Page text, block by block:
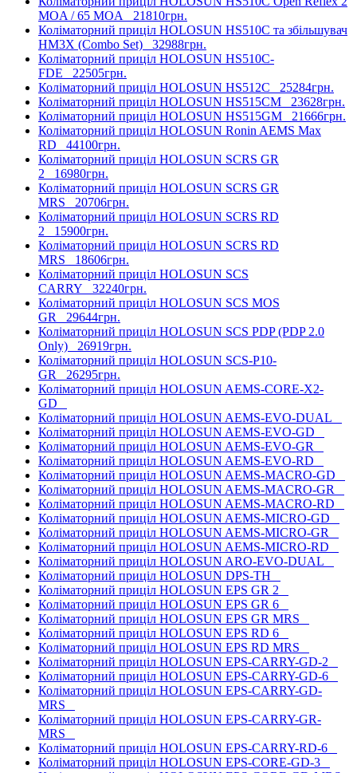
MOA / 65 MOA 21810грн.
Коліматорний приціл HOLOSUN HS510C та збільшувач
HM3X (Combo Set) 32988грн.
Коліматорний приціл HOLOSUN HS510C-
FDE 22505грн.
Коліматорний приціл HOLOSUN HS512C 25284грн.
Коліматорний приціл HOLOSUN HS515CM 23628грн.
Коліматорний приціл HOLOSUN HS515GM 21666грн.
Коліматорний приціл HOLOSUN Ronin AEMS Max
RD 44100грн.
Коліматорний приціл HOLOSUN SCRS GR
2 16980грн.
Коліматорний приціл HOLOSUN SCRS GR
MRS 20706грн.
Коліматорний приціл HOLOSUN SCRS RD
2 15900грн.
Коліматорний приціл HOLOSUN SCRS RD
MRS 18606грн.
Коліматорний приціл HOLOSUN SCS
CARRY 32240грн.
Коліматорний приціл HOLOSUN SCS MOS
GR 29644грн.
Коліматорний приціл HOLOSUN SCS PDP (PDP 2.0
Only) 26919грн.
Коліматорний приціл HOLOSUN SCS-P10-
GR 26295грн.
Коліматорний приціл HOLOSUN AEMS-CORE-X2-
GD
Коліматорний приціл HOLOSUN AEMS-EVO-DUAL
Коліматорний приціл HOLOSUN AEMS-EVO-GD
Коліматорний приціл HOLOSUN AEMS-EVO-GR
Коліматорний приціл HOLOSUN AEMS-EVO-RD
Коліматорний приціл HOLOSUN AEMS-MACRO-GD
Коліматорний приціл HOLOSUN AEMS-MACRO-GR
Коліматорний приціл HOLOSUN AEMS-MACRO-RD
Коліматорний приціл HOLOSUN AEMS-MICRO-GD
Коліматорний приціл HOLOSUN AEMS-MICRO-GR
Коліматорний приціл HOLOSUN AEMS-MICRO-RD
Коліматорний приціл HOLOSUN ARO-EVO-DUAL
Коліматорний приціл HOLOSUN DPS-TH
Коліматорний приціл HOLOSUN EPS GR 2
Коліматорний приціл HOLOSUN EPS GR 6
Коліматорний приціл HOLOSUN EPS GR MRS
Коліматорний приціл HOLOSUN EPS RD 6
Коліматорний приціл HOLOSUN EPS RD MRS
Коліматорний приціл HOLOSUN EPS-CARRY-GD-2
Коліматорний приціл HOLOSUN EPS-CARRY-GD-6
Коліматорний приціл HOLOSUN EPS-CARRY-GD-
MRS
Коліматорний приціл HOLOSUN EPS-CARRY-GR-
MRS
Коліматорний приціл HOLOSUN EPS-CARRY-RD-6
Коліматорний приціл HOLOSUN EPS-CORE-GD-3